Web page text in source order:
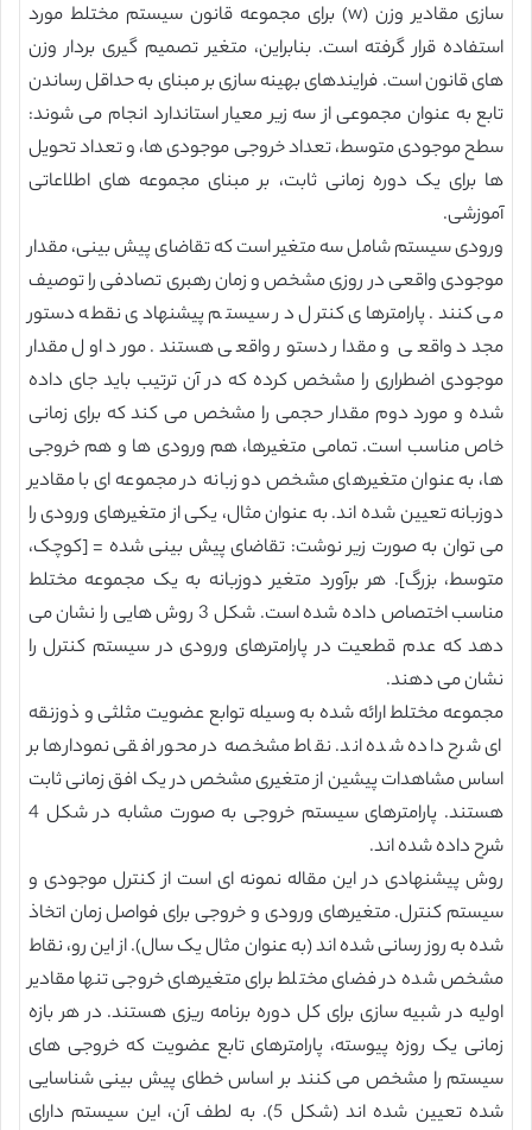
سازی مقادیر وزن (w) برای مجموعه قانون سیستم مختلط مورد
استفاده قرار گرفته است. بنابراین، متغیر تصمیم گیری بردار وزن
های قانون است. فرایندهای بهینه سازی بر مبنای به حداقل رساندن
تابع به عنوان مجموعی از سه زیر معیار استاندارد انجام می شوند:
سطح موجودی متوسط، تعداد خروجی موجودی ها، و تعداد تحویل
ها برای یک دوره زمانی ثابت، بر مبنای مجموعه های اطلاعاتی
آموزشی.
ورودی سیستم شامل سه متغیر است که تقاضای پیش بینی، مقدار
موجودی واقعی در روزی مشخص و زمان رهبری تصادفی را توصیف
می کنند. پارامترهای کنترل در سیستم پیشنهادی نقطه دستور
مجدد واقعی و مقدار دستور واقعی هستند. مورد اول مقدار
موجودی اضطراری را مشخص کرده که در آن ترتیب باید جای داده
شده و مورد دوم مقدار حجمی را مشخص می کند که برای زمانی
خاص مناسب است. تمامی متغیرها، هم ورودی ها و هم خروجی
ها، به عنوان متغیرهای مشخص دو زبانه در مجموعه ای با مقادیر
دوزبانه تعیین شده اند. به عنوان مثال، یکی از متغیرهای ورودی را
می توان به صورت زیر نوشت: تقاضای پیش بینی شده = [کوچک،
متوسط، بزرگ]. هر برآورد متغیر دوزبانه به یک مجموعه مختلط
مناسب اختصاص داده شده است. شکل 3 روش هایی را نشان می
دهد که عدم قطعیت در پارامترهای ورودی در سیستم کنترل را
نشان می دهند.
مجموعه مختلط ارائه شده به وسیله توابع عضویت مثلثی و ذوزنقه
ای شرح داده شده اند. نقاط مشخصه در محور افقی نمودارها بر
اساس مشاهدات پیشین از متغیری مشخص در یک افق زمانی ثابت
هستند. پارامترهای سیستم خروجی به صورت مشابه در شکل 4
شرح داده شده اند.
روش پیشنهادی در این مقاله نمونه ای است از کنترل موجودی و
سیستم کنترل. متغیرهای ورودی و خروجی برای فواصل زمان اتخاذ
شده به روز رسانی شده اند (به عنوان مثال یک سال). از این رو، نقاط
مشخص شده در فضای مختلط برای متغیرهای خروجی تنها مقادیر
اولیه در شبیه سازی برای کل دوره برنامه ریزی هستند. در هر بازه
زمانی یک روزه پیوسته، پارامترهای تابع عضویت که خروجی های
سیستم را مشخص می کنند بر اساس خطای پیش بینی شناسایی
شده تعیین شده اند (شکل 5). به لطف آن، این سیستم دارای